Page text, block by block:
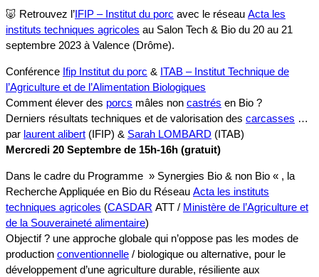
🐷 Retrouvez l’IFIP – Institut du porc avec le réseau Acta les
instituts techniques agricoles au Salon Tech & Bio du 20 au 21
septembre 2023 à Valence (Drôme).
Conférence Ifip Institut du porc & ITAB – Institut Technique de
l’Agriculture et de l’Alimentation Biologiques
Comment élever des porcs mâles non castrés en Bio ?
Derniers résultats techniques et de valorisation des carcasses …
par laurent alibert (IFIP) & Sarah LOMBARD (ITAB)
Mercredi 20 Septembre de 15h-16h (gratuit)
Dans le cadre du Programme » Synergies Bio & non Bio « , la
Recherche Appliquée en Bio du Réseau Acta les instituts
techniques agricoles (CASDAR ATT / Ministère de l’Agriculture et
de la Souveraineté alimentaire)
Objectif ? une approche globale qui n’oppose pas les modes de
production conventionnelle / biologique ou alternative, pour le
développement d’une agriculture durable, résiliente aux